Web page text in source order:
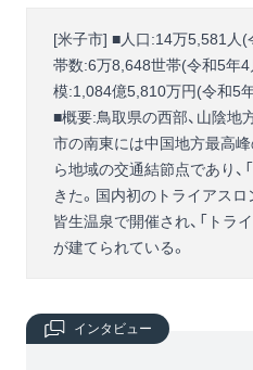
[米子市] ■人口:14万5,581人
帯数:6万8,648世帯(令和5年
模:1,084億5,810万円(令和5
■概要:鳥取県の西部、山陰地
市の南東には中国地方最高
ら地域の交通結節点であり、
きた。国内初のトライアス
皆生温泉で開催され、「トラ
が建てられている。
インタビュー